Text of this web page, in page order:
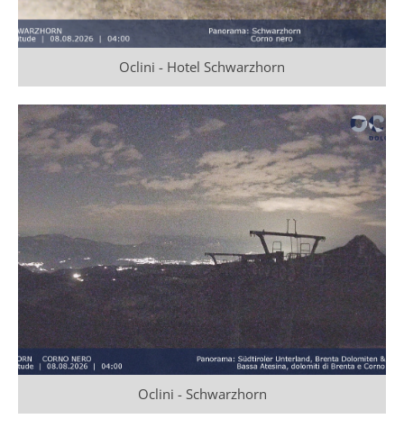
Oclini - Hotel Schwarzhorn
Oclini - Schwarzhorn